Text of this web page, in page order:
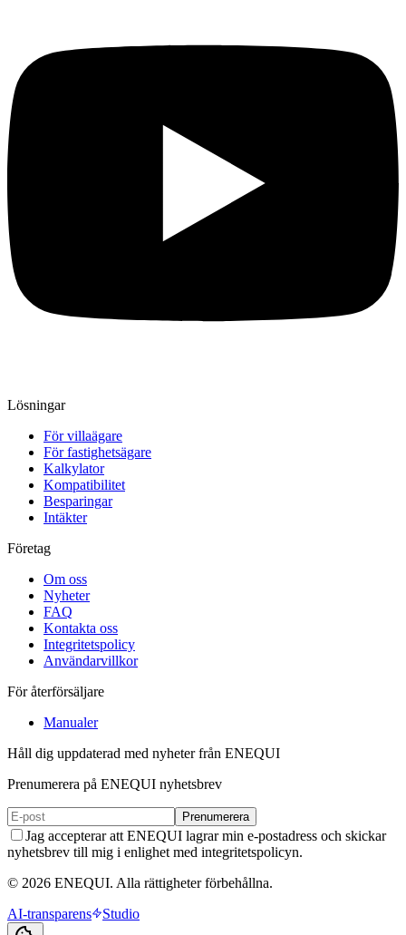
Lösningar
För villaägare
För fastighetsägare
Kalkylator
Kompatibilitet
Besparingar
Intäkter
Företag
Om oss
Nyheter
FAQ
Kontakta oss
Integritetspolicy
Användarvillkor
För återförsäljare
Manualer
Håll dig uppdaterad med nyheter från ENEQUI
Prenumerera på ENEQUI nyhetsbrev
Prenumerera
Jag accepterar att ENEQUI lagrar min e-postadress och skickar
nyhetsbrev till mig i enlighet med integritetspolicyn.
© 2026 ENEQUI. Alla rättigheter förbehållna.
AI-transparens
Studio